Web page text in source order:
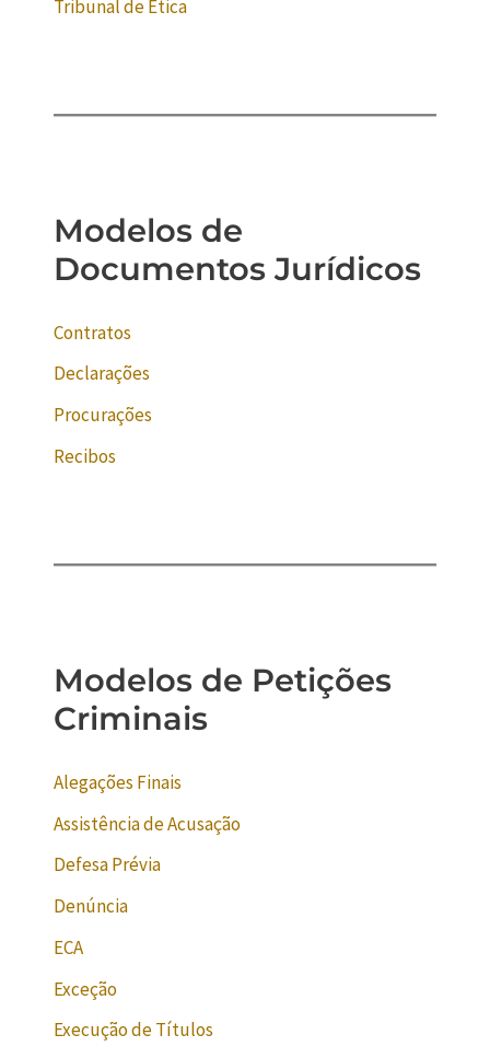
Tribunal de Ética
Modelos de
Documentos Jurídicos
Contratos
Declarações
Procurações
Recibos
Modelos de Petições
Criminais
Alegações Finais
Assistência de Acusação
Defesa Prévia
Denúncia
ECA
Exceção
Execução de Títulos